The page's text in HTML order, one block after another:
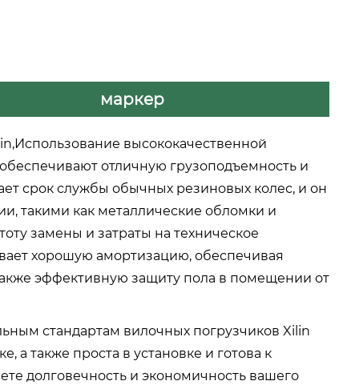
маркер
высококачественной
отличную грузоподъемность и
срок службы обычных резиновых колес, и он
такими как металлические обломки и
замены и затраты на техническое
хорошую амортизацию, обеспечивая
эффективную защиту пола в помещении от
стандартам вилочных погрузчиков Xilin
а также проста в установке и готова к
долговечность и экономичность вашего